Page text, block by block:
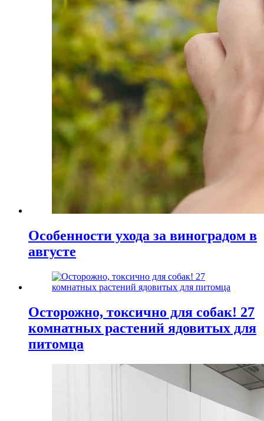
Особенности ухода за виноградом в
августе
Осторожно, токсично для собак! 27
комнатных растений ядовитых для
питомца